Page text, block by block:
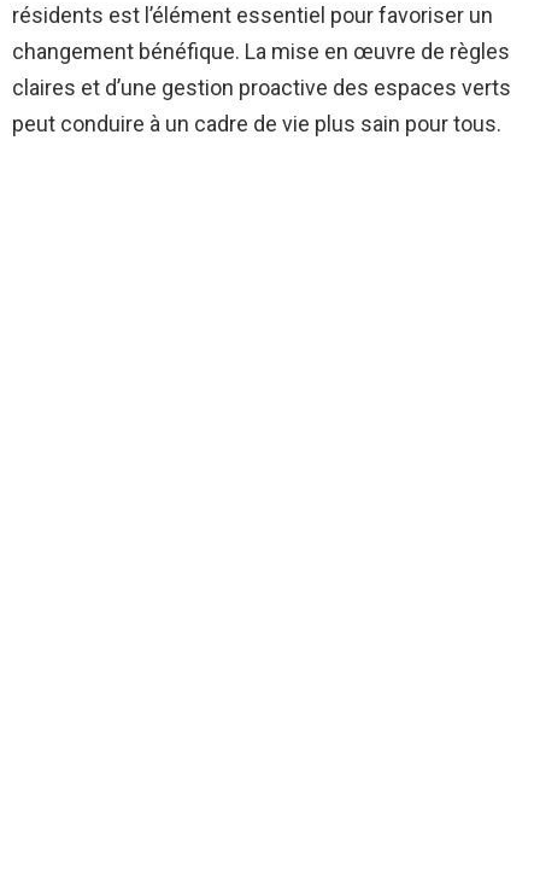
résidents est l’élément essentiel pour favoriser un
changement bénéfique. La mise en œuvre de règles
claires et d’une gestion proactive des espaces verts
peut conduire à un cadre de vie plus sain pour tous.